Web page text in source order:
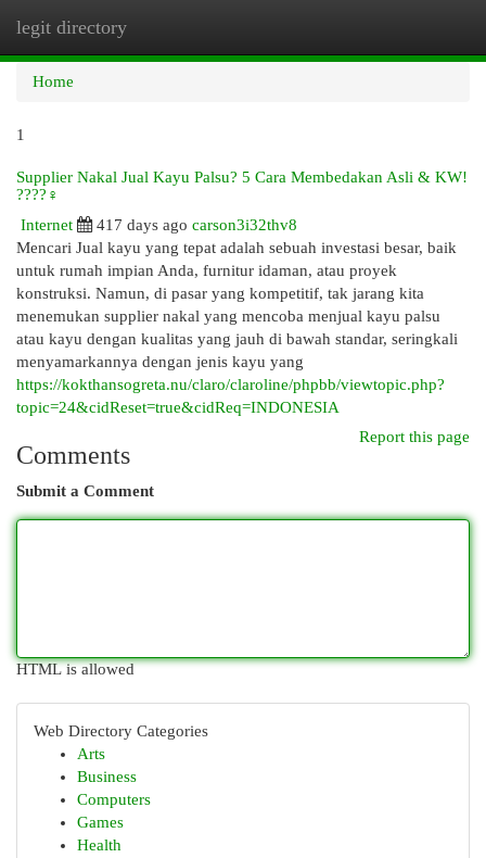
legit directory
Home
1
Supplier Nakal Jual Kayu Palsu? 5 Cara Membedakan Asli & KW!
????️‍♀️
Internet
417 days ago carson3i32thv8
Mencari Jual kayu yang tepat adalah sebuah investasi besar, baik
untuk rumah impian Anda, furnitur idaman, atau proyek
konstruksi. Namun, di pasar yang kompetitif, tak jarang kita
menemukan supplier nakal yang mencoba menjual kayu palsu
atau kayu dengan kualitas yang jauh di bawah standar, seringkali
menyamarkannya dengan jenis kayu yang
https://kokthansogreta.nu/claro/claroline/phpbb/viewtopic.php?
topic=24&cidReset=true&cidReq=INDONESIA
Report this page
Comments
Submit a Comment
HTML is allowed
Web Directory Categories
Arts
Business
Computers
Games
Health